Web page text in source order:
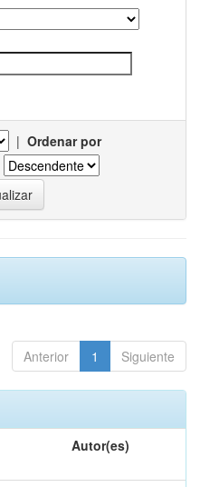
| Ordenar por
Anterior 1 Siguiente
Autor(es)